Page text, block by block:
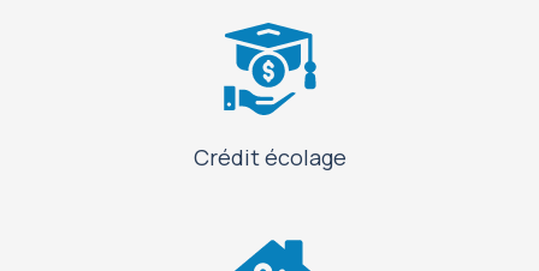
Crédit écolage